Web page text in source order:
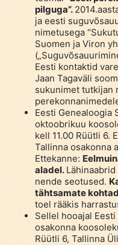
pilguga”.
ja eesti
nimetusega
Suomen ja Viron
Eesti kontaktid
Jaan Tagaväli
sukunimet tutkijan
Eesti Genealoogia
oktoobrikuu
kell 11.00 Rüütli 6.
Tallinna osakonna
Ettekanne:
aladel.
nende seotused.
tähtsamate
toel rääkis
Sellel hooajal
osakonna
Rüütli 6, Tallinna